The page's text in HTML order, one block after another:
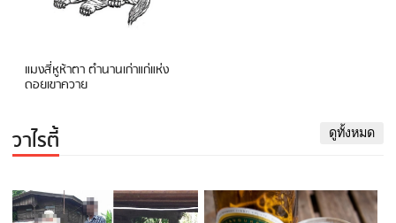
แมงสี่หูห้าตา ตำนานเก่าแก่แห่ง
ดอยเขาควาย
วาไรตี้ ดูทั้งหมด